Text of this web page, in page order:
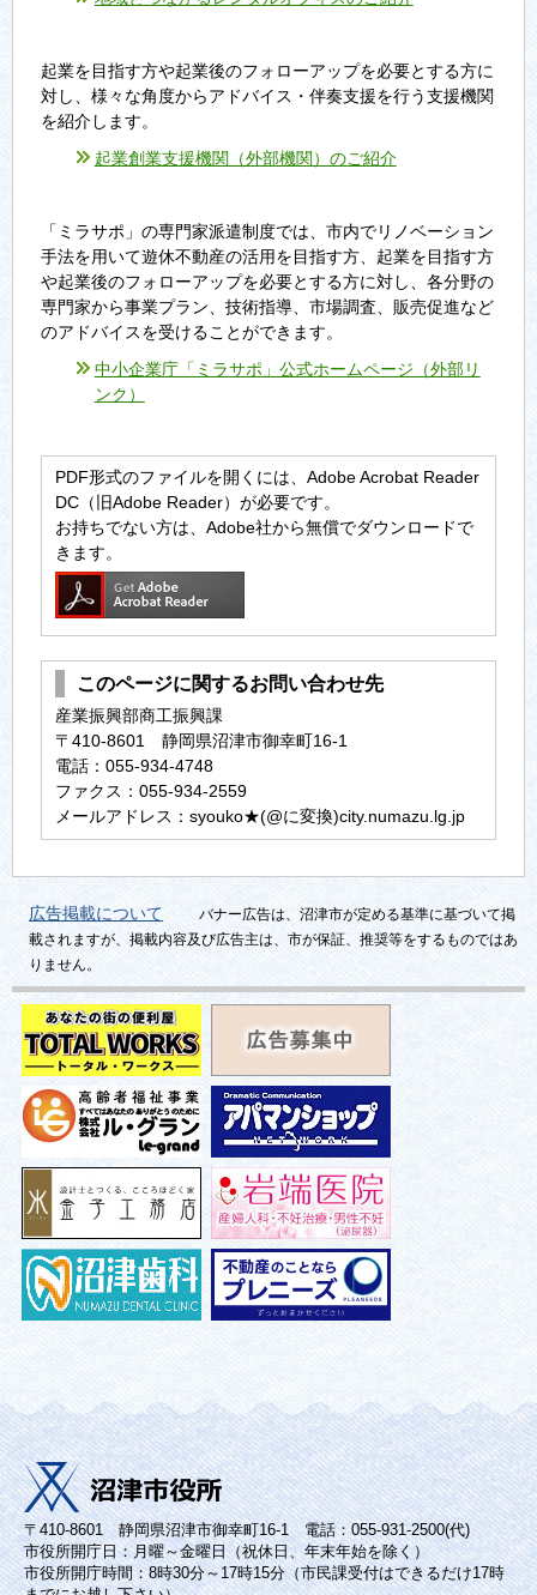
起業を目指す方や起業後のフォローアップを必要とする方に
対し、様々な角度からアドバイス・伴奏支援を行う支援機関
を紹介します。
起業創業支援機関（外部機関）のご紹介
「ミラサポ」の専門家派遣制度では、市内でリノベーション
手法を用いて遊休不動産の活用を目指す方、起業を目指す方
や起業後のフォローアップを必要とする方に対し、各分野の
専門家から事業プラン、技術指導、市場調査、販売促進など
のアドバイスを受けることができます。
中小企業庁「ミラサポ」公式ホームページ（外部リ
ンク）
PDF形式のファイルを開くには、Adobe Acrobat Reader
DC（旧Adobe Reader）が必要です。
お持ちでない方は、Adobe社から無償でダウンロードで
きます。
このページに関するお問い合わせ先
産業振興部商工振興課
〒410-8601 静岡県沼津市御幸町16-1
電話：055-934-4748
ファクス：055-934-2559
メールアドレス：syouko★(@に変換)city.numazu.lg.jp
広告掲載について
バナー広告は、沼津市が定める基準に基づいて掲
載されますが、掲載内容及び広告主は、市が保証、推奨等をするものではあ
りません。
〒410-8601 静岡県沼津市御幸町16-1 電話：055-931-2500(代)
市役所開庁日：月曜～金曜日（祝休日、年末年始を除く）
市役所開庁時間：8時30分～17時15分（市民課受付はできるだけ17時